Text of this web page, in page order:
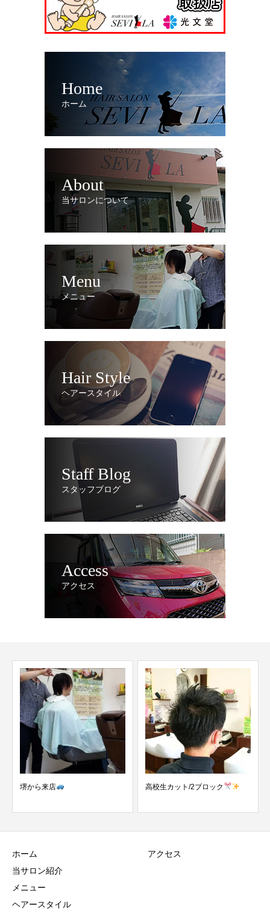
Home
ホーム
About
当サロンについて
Menu
メニュー
Hair Style
ヘアースタイル
Staff Blog
スタッフブログ
Access
アクセス
高校生カット/2ブロック 中学生カ
ホーム
当サロン紹介
メニュー
ヘアースタイル
アクセス